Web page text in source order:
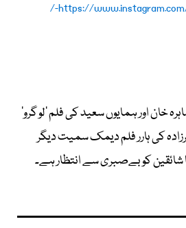
https://www.instagram.com/
خان اور ہمایوں سعید کی فلم ’لو گرو‘
کی ہارر فلم دیمک سمیت دیگر
کو بےصبری سے انتظار ہے۔